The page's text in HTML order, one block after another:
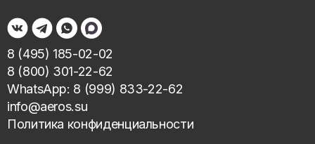
8 (495) 185-02-02
8 (800) 301-22-62
WhatsApp: 8 (999) 833-22-62
info@aeros.su
Политика конфиденциальности